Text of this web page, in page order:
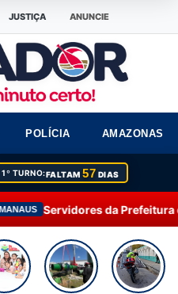
JUSTIÇA ANUNCIE
POLÍCIA AMAZONAS
1º TURNO:FALTAM57 DIAS
de Manaus